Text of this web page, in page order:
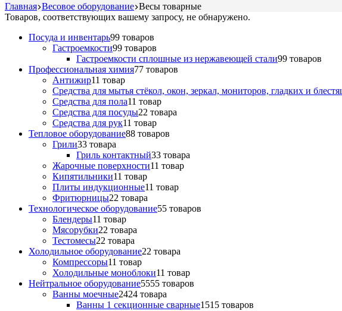
Главная Весовое оборудование Весы товарные
Товаров, соответствующих вашему запросу, не обнаружено.
Посуда и инвентарь99 товаров
Гастроемкости99 товаров
Гастроемкости сплошные из нержавеющей стали99 товаров
Профессиональная химия77 товаров
Антижир11 товар
Средства для мытья стёкол, окон, зеркал, мониторов, гладких и
Средства для пола11 товар
Средства для посуды22 товара
Средства для рук11 товар
Тепловое оборудование88 товаров
Грили33 товара
Гриль контактный33 товара
Жарочные поверхности11 товар
Кипятильники11 товар
Плиты индукционные11 товар
Фритюрницы22 товара
Технологическое оборудование55 товаров
Блендеры11 товар
Мясорубки22 товара
Тестомесы22 товара
Холодильное оборудование22 товара
Компрессоры11 товар
Холодильные моноблоки11 товар
Нейтральное оборудование5555 товаров
Ванны моечные2424 товара
Ванны 1 секционные сварные1515 товаров